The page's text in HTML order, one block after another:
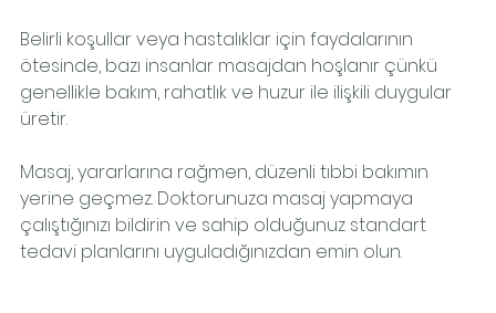
Belirli koşullar veya hastalıklar için faydalarının
ötesinde, bazı insanlar masajdan hoşlanır çünkü
genellikle bakım, rahatlık ve huzur ile ilişkili duygular
üretir.
Masaj, yararlarına rağmen, düzenli tıbbi bakımın
yerine geçmez. Doktorunuza masaj yapmaya
çalıştığınızı bildirin ve sahip olduğunuz standart
tedavi planlarını uyguladığınızdan emin olun.